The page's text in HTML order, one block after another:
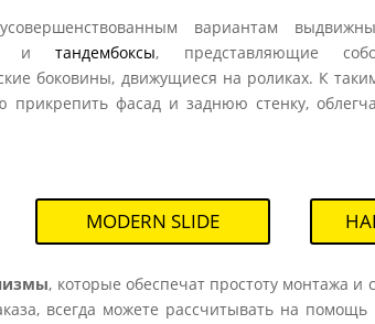
вариантам
итандембоксы, представляющие
боковины, движущиеся на роликах. К
прикрепить фасад и заднюю стенку,
MODERN SLIDE
, которые обеспечат простоту монтажа и
всегда можете рассчитывать на помощь